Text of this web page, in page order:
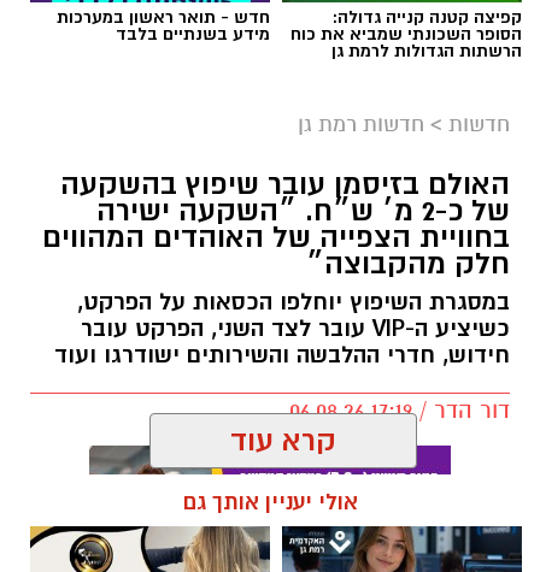
קפיצה קטנה קנייה גדולה:
הסופר השכונתי שמביא את כוח
הרשתות הגדולות לרמת גן
חדש - תואר ראשון במערכות
מידע בשנתיים בלבד
חדשות > חדשות רמת גן
האולם בזיסמן עובר שיפוץ בהשקעה
של כ-2 מ׳ ש״ח. ״השקעה ישירה
בחוויית הצפייה של האוהדים המהווים
חלק מהקבוצה״
במסגרת השיפוץ יוחלפו הכסאות על הפרקט,
כשיציע ה-VIP עובר לצד השני, הפרקט עובר
חידוש, חדרי ההלבשה והשירותים ישודרגו ועוד
דור הדר / 17:19 06.08.26
קרא עוד
אולי יעניין אותך גם